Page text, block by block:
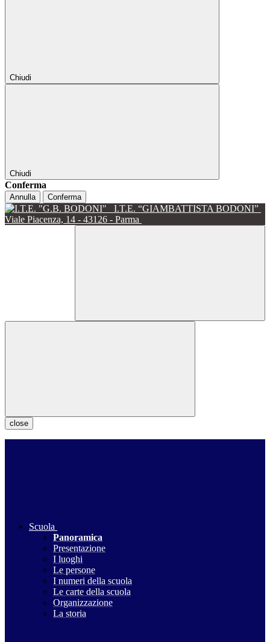
Chiudi
Chiudi
Conferma
Annulla Conferma
I.T.E. “GIAMBATTISTA BODONI”
Viale Piacenza, 14 - 43126 - Parma
close
Scuola
Panoramica
Presentazione
I luoghi
Le persone
I numeri della scuola
Le carte della scuola
Organizzazione
La storia